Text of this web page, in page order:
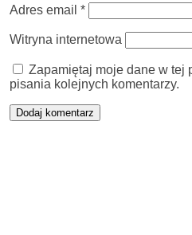
Adres email *
Witryna internetowa
Zapamiętaj moje dane w tej
pisania kolejnych komentarzy.